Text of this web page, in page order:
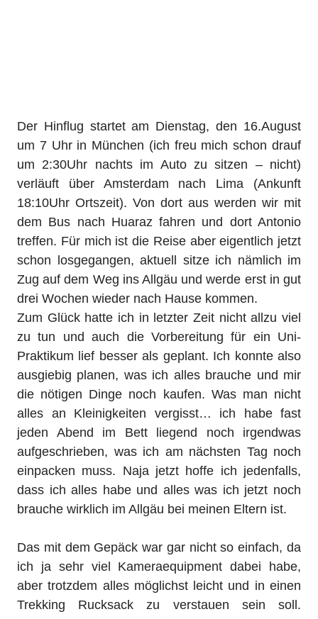
Der Hinflug startet am Dienstag, den 16.August
um 7 Uhr in München (ich freu mich schon drauf
um 2:30Uhr nachts im Auto zu sitzen – nicht)
verläuft über Amsterdam nach Lima (Ankunft
18:10Uhr Ortszeit). Von dort aus werden wir mit
dem Bus nach Huaraz fahren und dort Antonio
treffen. Für mich ist die Reise aber eigentlich jetzt
schon losgegangen, aktuell sitze ich nämlich im
Zug auf dem Weg ins Allgäu und werde erst in gut
drei Wochen wieder nach Hause kommen.
Zum Glück hatte ich in letzter Zeit nicht allzu viel
zu tun und auch die Vorbereitung für ein Uni-
Praktikum lief besser als geplant. Ich konnte also
ausgiebig planen, was ich alles brauche und mir
die nötigen Dinge noch kaufen. Was man nicht
alles an Kleinigkeiten vergisst… ich habe fast
jeden Abend im Bett liegend noch irgendwas
aufgeschrieben, was ich am nächsten Tag noch
einpacken muss. Naja jetzt hoffe ich jedenfalls,
dass ich alles habe und alles was ich jetzt noch
brauche wirklich im Allgäu bei meinen Eltern ist.
Das mit dem Gepäck war gar nicht so einfach, da
ich ja sehr viel Kameraequipment dabei habe,
aber trotzdem alles möglichst leicht und in einen
Trekking Rucksack zu verstauen sein soll.